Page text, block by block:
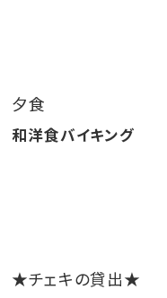
チェキ貸出し（お部屋
チェキ専用フィルム
※特典は小学生以上に
夕食
和洋食バイキング
★チェキの貸出★